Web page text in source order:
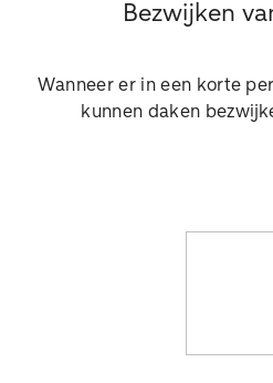
Bezwijken
Wanneer er in een korte
kunnen daken